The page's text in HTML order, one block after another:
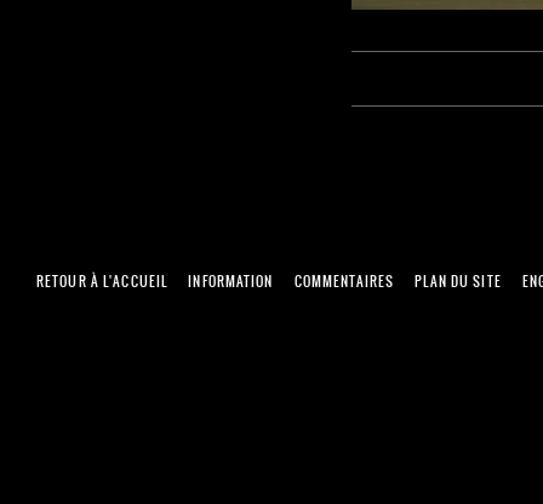
RETOUR À L'ACCUEIL INFORMATION COMMENTAIRES PLAN DU SITE